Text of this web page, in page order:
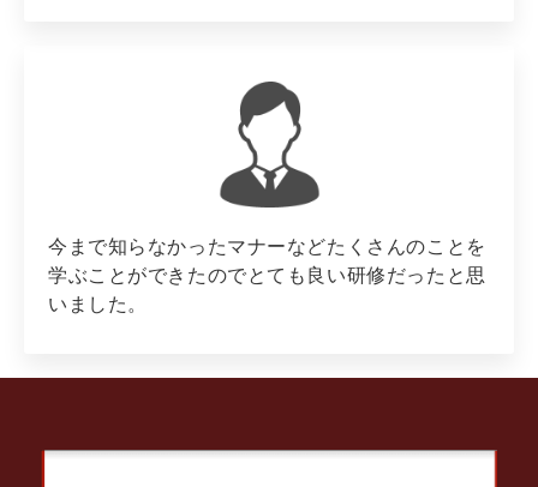
今まで知らなかったマナーなどたくさんのことを
学ぶことができたのでとても良い研修だったと思
いました。